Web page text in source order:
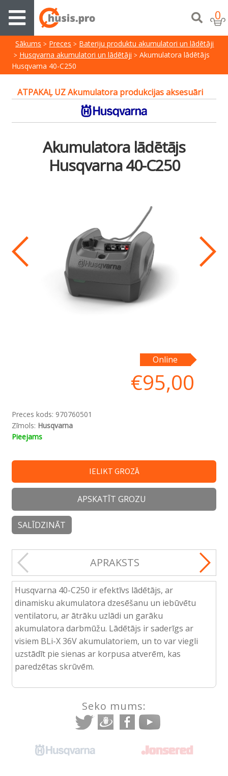
0
Sākums Preces
Bateriju produktu akumulatori un lādētāji
Husqvarna akumulatori un lādētāji
Akumulatora lādētājs
Husqvarna 40-C250
ATPAKAĻ UZ Akumulatora produkcijas aksesuāri
Akumulatora lādētājs
Husqvarna 40-C250
Online
€95,00
Preces kods: 970760501
Zīmols: Husqvarna
Pieejams
IELIKT GROZĀ
APSKATĪT GROZU
SALĪDZINĀT
APRAKSTS
Husqvarna 40-C250 ir efektīvs lādētājs, ar
dinamisku akumulatora dzesēšanu un iebūvētu
ventilatoru, ar ātrāku uzlādi un garāku
akumulatora darbmūžu. Lādētājs ir saderīgs ar
visiem BLi-X 36V akumulatoriem, un to var viegli
uzstādīt pie sienas ar korpusa atverēm, kas
paredzētas skrūvēm.
Seko mums: